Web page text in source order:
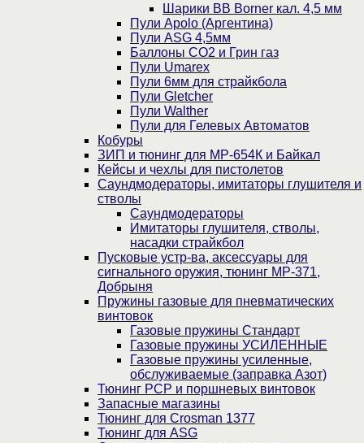
Шарики BB Borner кал. 4,5 мм
Пули Apolo (Аргентина)
Пули ASG 4,5мм
Баллоны CO2 и Грин газ
Пули Umarex
Пули 6мм для страйкбола
Пули Gletcher
Пули Walther
Пули для Гелевых Автоматов
Кобуры
ЗИП и тюнинг для МР-654К и Байкал
Кейсы и чехлы для пистолетов
Саундмодераторы, имитаторы глушителя и
стволы
Саундмодераторы
Имитаторы глушителя, стволы,
насадки страйкбол
Пусковые устр-ва, аксессуары для
сигнального оружия, тюнинг МР-371,
Добрыня
Пружины газовые для пневматических
винтовок
Газовые пружины Стандарт
Газовые пружины УСИЛЕННЫЕ
Газовые пружины усиленные,
обслуживаемые (заправка Азот)
Тюнинг PCP и поршневых винтовок
Запасные магазины
Тюнинг для Crosman 1377
Тюнинг для ASG